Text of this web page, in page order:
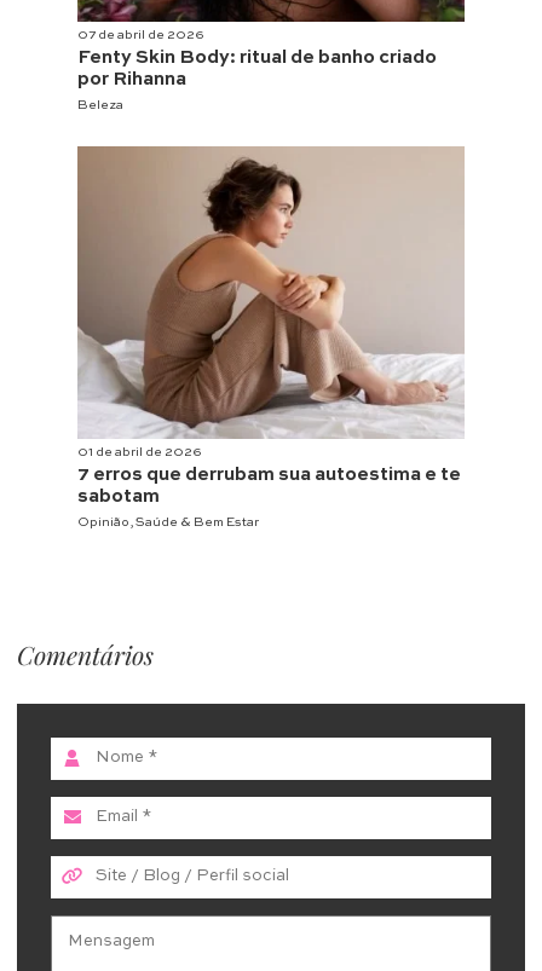
07 de abril de 2026
Fenty Skin Body: ritual de banho criado
por Rihanna
Beleza
01 de abril de 2026
7 erros que derrubam sua autoestima e te
sabotam
Opinião Saúde & Bem Estar
Comentários